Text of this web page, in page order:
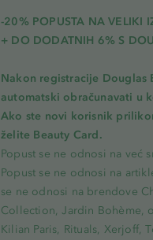
-20% POPUSTA NA VELIKI
+ DO DODATNIH 6% S
Nakon registracije Douglas
automatski obračunavati u
Ako ste novi korisnik
želite Beauty Card.
Popust se ne odnosi na već
Popust se ne odnosi na
se ne odnosi na brendove
Collection, Jardin Bohème,
Kilian Paris, Rituals, Xerjoff,